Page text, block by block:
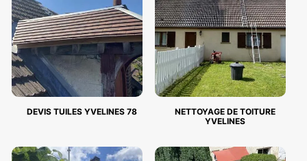
DEVIS TUILES YVELINES 78
NETTOYAGE DE TOITURE
YVELINES